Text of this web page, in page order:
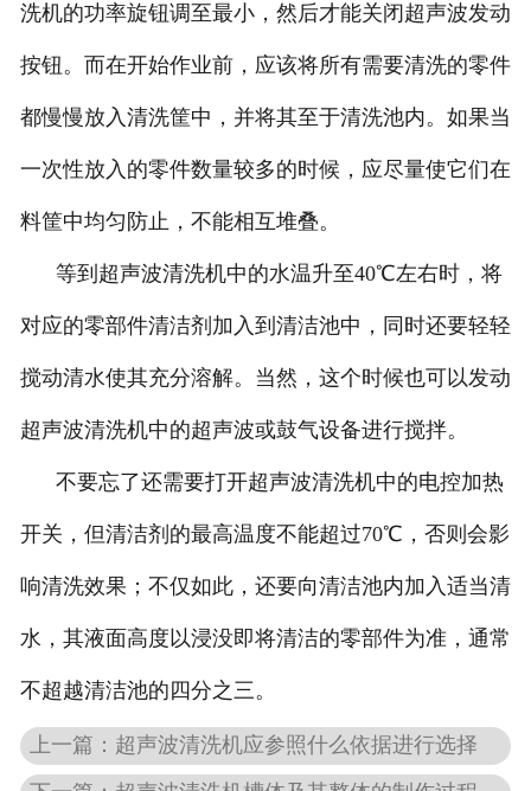
洗机的功率旋钮调至最小，然后才能关闭超声波发动
按钮。而在开始作业前，应该将所有需要清洗的零件
都慢慢放入清洗筐中，并将其至于清洗池内。如果当
一次性放入的零件数量较多的时候，应尽量使它们在
料筐中均匀防止，不能相互堆叠。
等到超声波清洗机中的水温升至40℃左右时，将
对应的零部件清洁剂加入到清洁池中，同时还要轻轻
搅动清水使其充分溶解。当然，这个时候也可以发动
超声波清洗机中的超声波或鼓气设备进行搅拌。
不要忘了还需要打开超声波清洗机中的电控加热
开关，但清洁剂的最高温度不能超过70℃，否则会影
响清洗效果；不仅如此，还要向清洁池内加入适当清
水，其液面高度以浸没即将清洁的零部件为准，通常
不超越清洁池的四分之三。
上一篇：超声波清洗机应参照什么依据进行选择